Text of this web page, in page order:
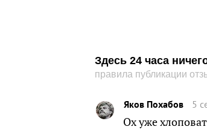
Здесь 24 часа
правила публикации
Яков Похабов 5
Ох уже